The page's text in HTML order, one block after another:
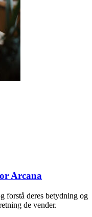
Arcana
forstå deres betydning og
de vender.